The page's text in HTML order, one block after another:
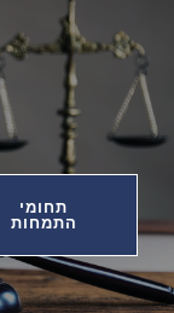
תחומי
התמחות